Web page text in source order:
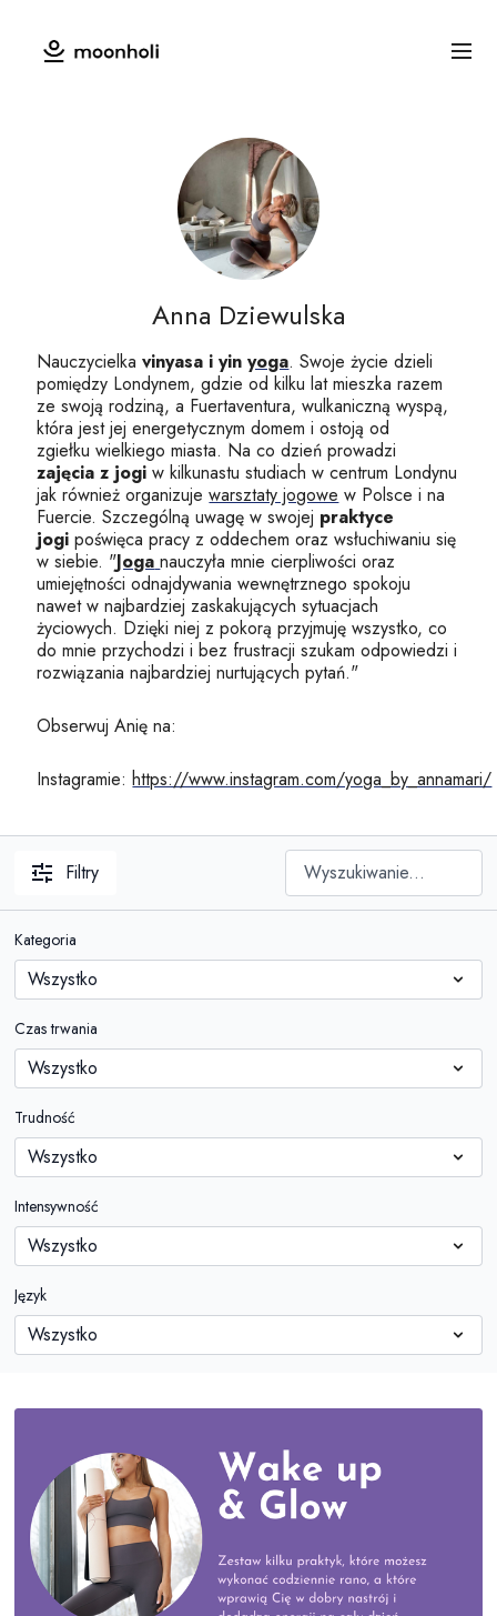
Anna Dziewulska
Nauczycielkavinyasa i yinyoga. Swoje życie dzieli
pomiędzy Londynem, gdzie od kilku lat mieszka razem
ze swoją rodziną, a Fuertaventura, wulkaniczną wyspą,
która jest jej energetycznym domem i ostoją od
zgiełku wielkiego miasta. Na co dzień prowadzi
zajęcia z jogi w kilkunastu studiach w centrum Londynu
jak również organizujewarsztaty jogowe w Polsce i na
Fuercie. Szczególną uwagę w swojej praktyce
jogi poświęca pracy z oddechem oraz wsłuchiwaniu się
w siebie. "Joga nauczyła mnie cierpliwości oraz
umiejętności odnajdywania wewnętrznego spokoju
nawet w najbardziej zaskakujących sytuacjach
życiowych. Dzięki niej z pokorą przyjmuję wszystko, co
do mnie przychodzi i bez frustracji szukam odpowiedzi i
rozwiązania najbardziej nurtujących pytań."
Obserwuj Anię na:
Instagramie:https://www.instagram.com/yoga_by_annamari/
Filtry
Kategoria
Czas trwania
Trudność
Intensywność
Język